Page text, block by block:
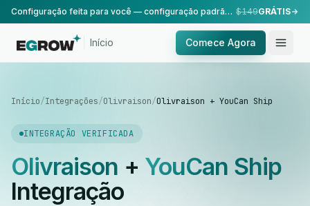
Configuração feita para você — configuração padrão, realizada pela nossa equipe. $149GRÁTIS
Início Comece Agora
Início/Integrações/Olivraison/Olivraison + YouCan Ship
INTEGRAÇÃO VERIFICADA
Olivraison + YouCan Ship
Integração